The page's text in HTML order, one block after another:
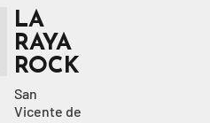
LA
RAYA
ROCK
San
Vicente de